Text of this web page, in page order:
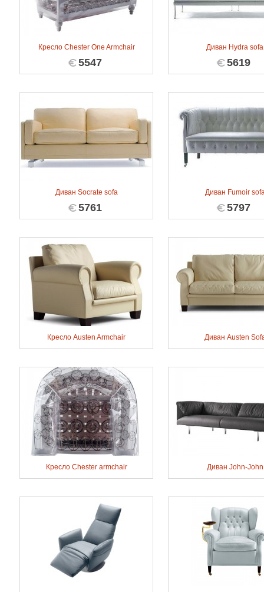
Кресло Chester One Armchair
5547
Диван Hydra sofa
5619
Диван Socrate sofa
5761
Диван Fumoir
5797
Кресло Austen Armchair Диван Austen
Кресло Chester armchair Диван John-John